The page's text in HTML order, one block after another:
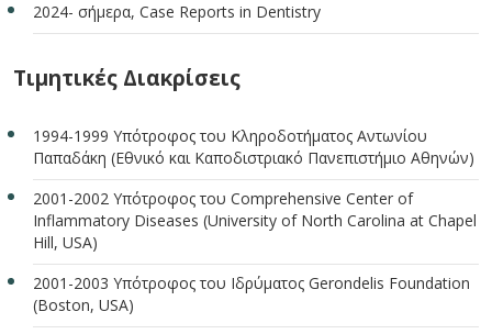
2024- σήμερα, Case Reports in Dentistry
Τιμητικές Διακρίσεις
1994-1999 Υπότροφος του Κληροδοτήματος Αντωνίου
Παπαδάκη (Εθνικό και Καποδιστριακό Πανεπιστήμιο Αθηνών)
2001-2002 Υπότροφος του Comprehensive Center of
Inflammatory Diseases (University of North Carolina at Chapel
Hill, USA)
2001-2003 Υπότροφος του Ιδρύματος Gerondelis Foundation
(Βoston, USA)